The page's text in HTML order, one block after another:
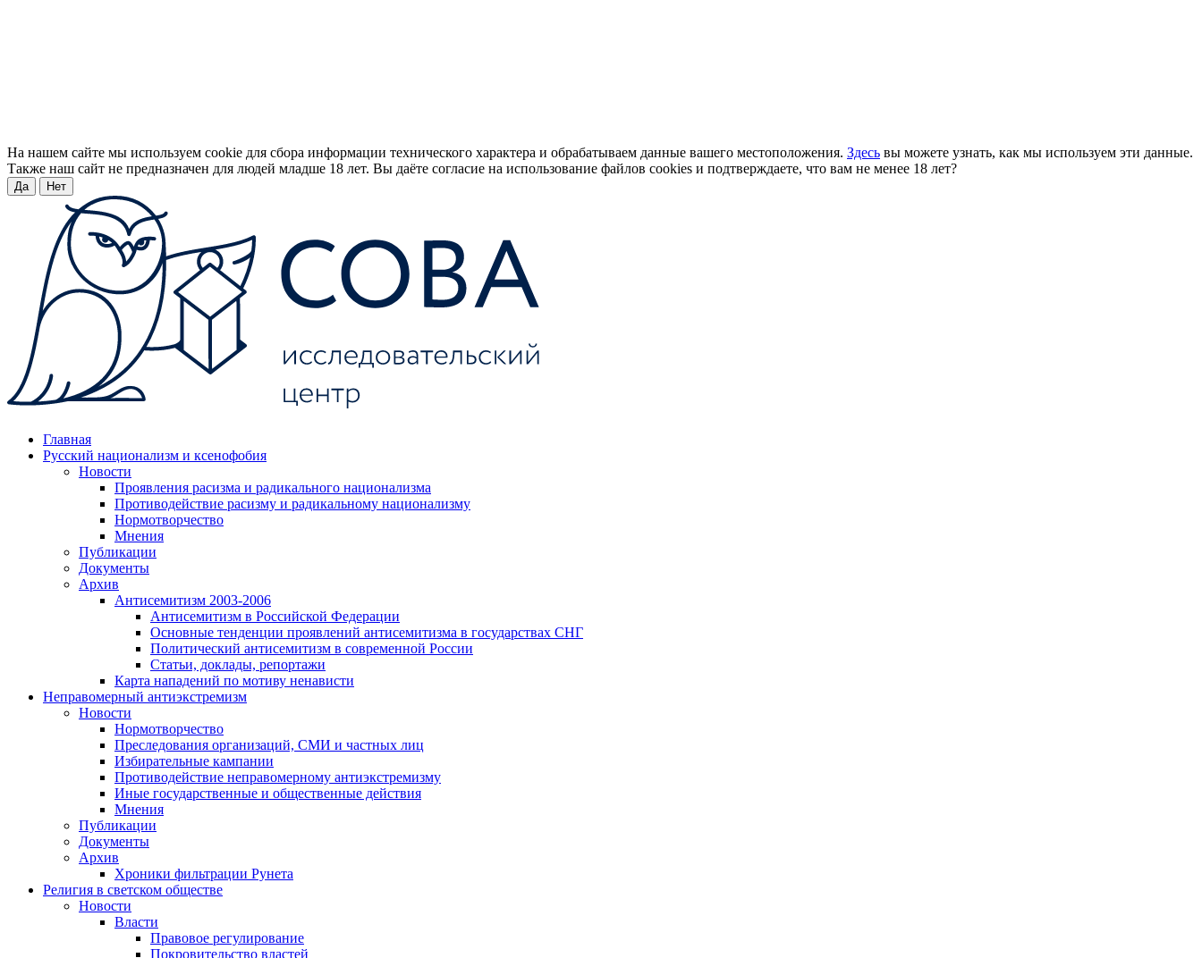
На нашем сайте мы используем cookie для сбора информации технического характера и обрабатываем данные вашего местоположения. Здесь вы можете узнать, как мы используем эти данные.
Также наш сайт не предназначен для людей младше 18 лет. Вы даёте согласие на использование файлов cookies и подтверждаете, что вам не менее 18 лет?
Да Нет
Главная
Русский национализм и ксенофобия
Новости
Проявления расизма и радикального национализма
Противодействие расизму и радикальному национализму
Нормотворчество
Мнения
Публикации
Документы
Архив
Антисемитизм 2003-2006
Антисемитизм в Российской Федерации
Основные тенденции проявлений антисемитизма в государствах СНГ
Политический антисемитизм в современной России
Статьи, доклады, репортажи
Карта нападений по мотиву ненависти
Неправомерный антиэкстремизм
Новости
Нормотворчество
Преследования организаций, СМИ и частных лиц
Избирательные кампании
Противодействие неправомерному антиэкстремизму
Иные государственные и общественные действия
Мнения
Публикации
Документы
Архив
Хроники фильтрации Рунета
Религия в светском обществе
Новости
Власти
Правовое регулирование
Покровительство властей